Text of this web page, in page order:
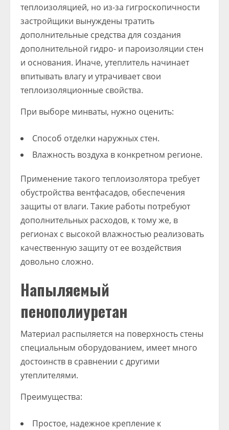
теплоизоляцией, но из-за гигроскопичности
застройщики вынуждены тратить
дополнительные средства для создания
дополнительной гидро- и пароизоляции стен
и основания. Иначе, утеплитель начинает
впитывать влагу и утрачивает свои
теплоизоляционные свойства.
При выборе минваты, нужно оценить:
Способ отделки наружных стен.
Влажность воздуха в конкретном регионе.
Применение такого теплоизолятора требует
обустройства вентфасадов, обеспечения
защиты от влаги. Такие работы потребуют
дополнительных расходов, к тому же, в
регионах с высокой влажностью реализовать
качественную защиту от ее воздействия
довольно сложно.
Напыляемый
пенополиуретан
Материал распыляется на поверхность стены
специальным оборудованием, имеет много
достоинств в сравнении с другими
утеплителями.
Преимущества:
Простое, надежное крепление к